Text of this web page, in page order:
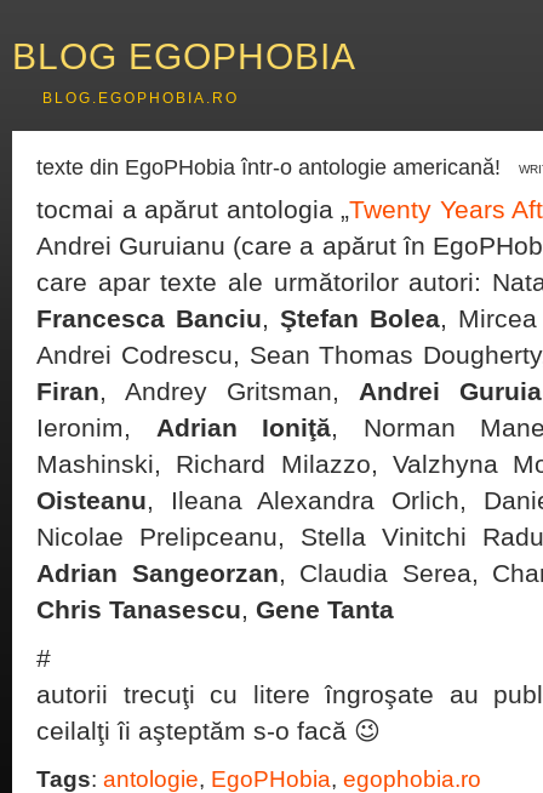
BLOG EGOPHOBIA
BLOG.EGOPHOBIA.RO
texte din EgoPHobia într-o antologie americană!
tocmai a apărut antologia „Twenty Years
Andrei Guruianu (care a apărut în
care apar texte ale următorilor autori:
Francesca Banciu,Ştefan Bolea,
Andrei Codrescu, Sean Thomas
Firan, Andrey Gritsman, Andrei
Ieronim, Adrian Ioniţă, Norman
Mashinski, Richard Milazzo, Valzhyna
Oisteanu, Ileana Alexandra Orlich,
Nicolae Prelipceanu, Stella Vinitchi
Adrian Sangeorzan, Claudia Serea,
Chris Tanasescu, Gene Tanta
#
autorii trecuţi cu litere îngroşate au
ceilalţi îi aşteptăm s-o facă 😉
Tags: antologie, EgoPHobia, egophobia.ro